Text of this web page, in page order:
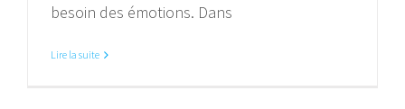
besoin des émotions. Dans
Lire la suite